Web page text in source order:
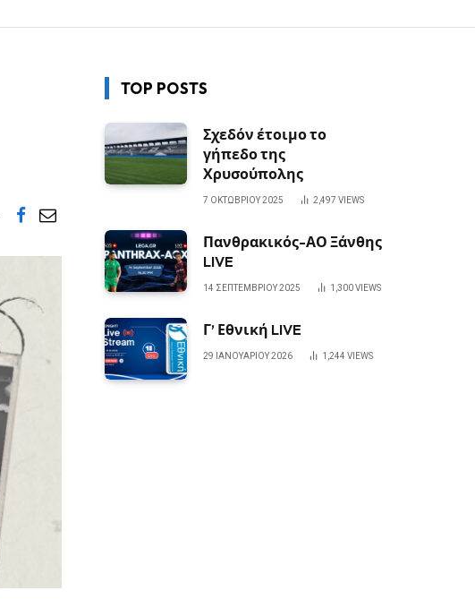
TOP POSTS
Σχεδόν έτοιμο το
γήπεδο της
Χρυσούπολης
7 ΟΚΤΩΒΡΊΟΥ 2025 2,497 VIEWS
Πανθρακικός-ΑΟ Ξάνθης
LIVE
14 ΣΕΠΤΕΜΒΡΊΟΥ 2025 1,300VIEWS
Γ’ Εθνική LIVE
29 ΙΑΝΟΥΑΡΊΟΥ 2026 1,244 VIEWS